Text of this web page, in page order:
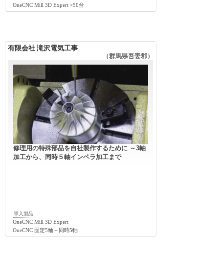
OneCNC Mill 3D Expert ×50台
有限会社 滝沢電気工事
（群馬県吾妻郡）
修理用の特殊部品を自社製作するために ～3軸
加工から、同時５軸インペラ加工まで
導入製品
OneCNC Mill 3D Expert
OneCNC 固定5軸＋同時5軸